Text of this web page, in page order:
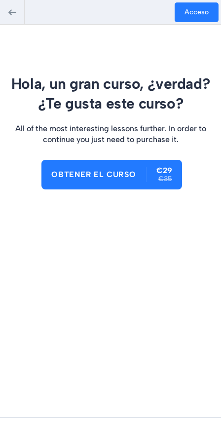
Acceso
Hola, un gran curso, ¿verdad?
¿Te gusta este curso?
All of the most interesting lessons further. In order to
continue you just need to purchase it.
OBTENER EL CURSO €29
€35